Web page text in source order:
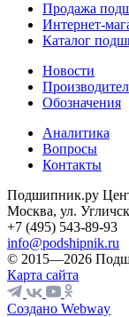
Продажа
Интернет-
Каталог
Новости
Обозначения
Аналитика
Вопросы
Контакты
Подшипник.ру
Москва, ул.
+7 (495) 543-89-93
info@podshipnik.ru
© 2015—2026
Карта сайта
Создано Webway